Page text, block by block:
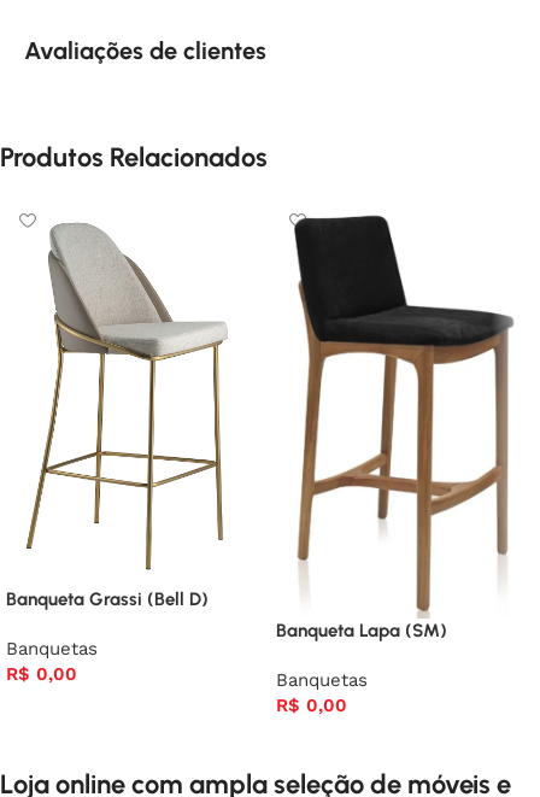
Avaliações de clientes
Produtos Relacionados
Banqueta Grassi (Bell D)
Banquetas
R$ 0,00
Banqueta Lapa (SM)
Banquetas
R$ 0,00
Loja online com ampla seleção de móveis e